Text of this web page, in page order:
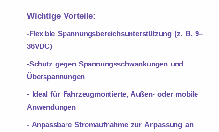
Wichtige Vorteile:
-Flexible Spannungsbereichsunterstützung (z. B. 9–
36VDC)
-Schutz gegen Spannungsschwankungen und
Überspannungen
- Ideal für Fahrzeugmontierte, Außen- oder mobile
Anwendungen
- Anpassbare Stromaufnahme zur Anpassung an